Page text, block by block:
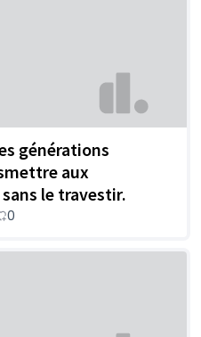
générations
aux
le travestir.
0